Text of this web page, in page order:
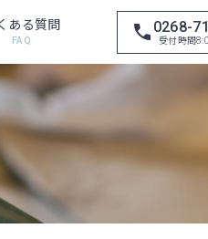
ある質問
FAQ
0268-
受付時間